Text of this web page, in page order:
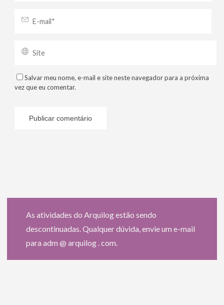
Salvar meu nome, e-mail e site neste navegador para a próxima
vez que eu comentar.
As atividades do Arquilog estão sendo
descontinuadas. Qualquer dúvida, envie um e-mail
para adm @ arquilog . com.